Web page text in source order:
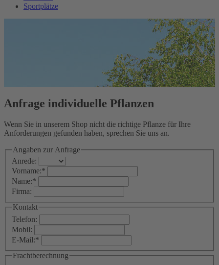
Sportplätze
Anfrage individuelle Pflanzen
Wenn Sie in unserem Shop nicht die richtige Pflanze für Ihre
Anforderungen gefunden haben, sprechen Sie uns an.
Angaben zur Anfrage
Anrede:
Vorname:*
Name:*
Firma:
Kontakt
Telefon:
Mobil:
E-Mail:*
Frachtberechnung